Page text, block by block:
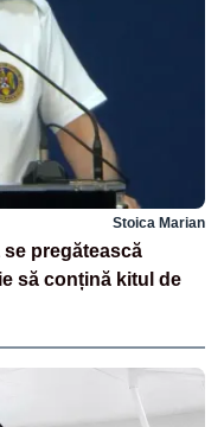
Stoica Marian
se pregătească
să conțină kitul de